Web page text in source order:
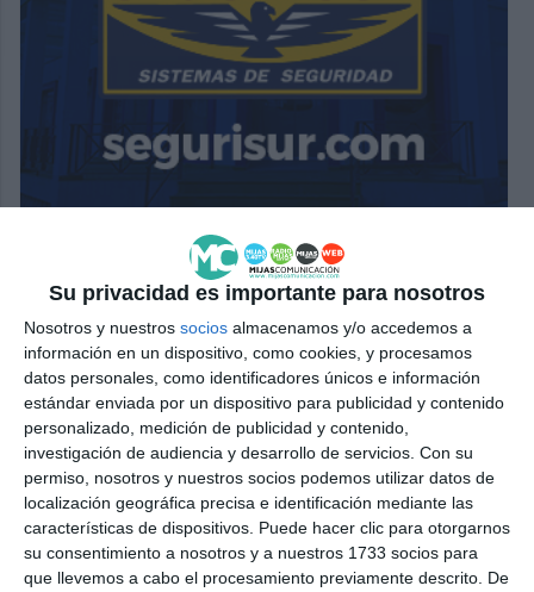
Su privacidad es importante para nosotros
Nosotros y nuestros socios almacenamos y/o accedemos a
información en un dispositivo, como cookies, y procesamos
datos personales, como identificadores únicos e información
estándar enviada por un dispositivo para publicidad y contenido
personalizado, medición de publicidad y contenido,
investigación de audiencia y desarrollo de servicios. Con su
permiso, nosotros y nuestros socios podemos utilizar datos de
localización geográfica precisa e identificación mediante las
características de dispositivos. Puede hacer clic para otorgarnos
su consentimiento a nosotros y a nuestros 1733 socios para
que llevemos a cabo el procesamiento previamente descrito. De